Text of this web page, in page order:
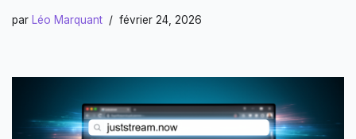
par Léo Marquant février 24, 2026